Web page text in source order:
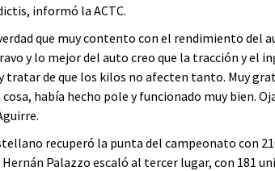
informó la ACTC.
que muy contento con el rendimiento del
y lo mejor del auto creo que la tracción y el
tratar de que los kilos no afecten tanto. Muy
había hecho pole y funcionado muy bien.
recuperó la punta del campeonato con
Palazzo escaló al tercer lugar, con 181